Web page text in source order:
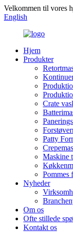
Velkommen til vores
English
Hjem
Produkter
Crate
Patty
Maskine
Pommes
Nyheder
Om os
Ofte stillede
Kontakt os